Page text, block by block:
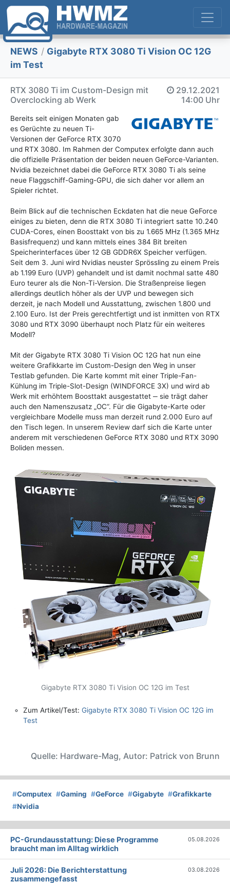
NEWS / Gigabyte RTX 3080 Ti Vision OC 12G
im Test
RTX 3080 Ti im Custom-Design mit
Overclocking ab Werk
29.12.2021
14:00 Uhr
Bereits seit einigen Monaten gab
es Gerüchte zu neuen Ti-
Versionen der GeForce RTX 3070
und RTX 3080. Im Rahmen der Computex erfolgte dann auch
die offizielle Präsentation der beiden neuen GeForce-Varianten.
Nvidia bezeichnet dabei die GeForce RTX 3080 Ti als seine
neue Flaggschiff-Gaming-GPU, die sich daher vor allem an
Spieler richtet.
Beim Blick auf die technischen Eckdaten hat die neue GeForce
einiges zu bieten, denn die RTX 3080 Ti integriert satte 10.240
CUDA-Cores, einen Boosttakt von bis zu 1.665 MHz (1.365 MHz
Basisfrequenz) und kann mittels eines 384 Bit breiten
Speicherinterfaces über 12 GB GDDR6X Speicher verfügen.
Seit dem 3. Juni wird Nvidias neuster Sprössling zu einem Preis
ab 1.199 Euro (UVP) gehandelt und ist damit nochmal satte 480
Euro teurer als die Non-Ti-Version. Die Straßenpreise liegen
allerdings deutlich höher als der UVP und bewegen sich
derzeit, je nach Modell und Ausstattung, zwischen 1.800 und
2.100 Euro. Ist der Preis gerechtfertigt und ist inmitten von RTX
3080 und RTX 3090 überhaupt noch Platz für ein weiteres
Modell?
Mit der Gigabyte RTX 3080 Ti Vision OC 12G hat nun eine
weitere Grafikkarte im Custom-Design den Weg in unser
Testlab gefunden. Die Karte kommt mit einer Triple-Fan-
Kühlung im Triple-Slot-Design (WINDFORCE 3X) und wird ab
Werk mit erhöhtem Boosttakt ausgestattet ‒ sie trägt daher
auch den Namenszusatz „OC“. Für die Gigabyte-Karte oder
vergleichbare Modelle muss man derzeit rund 2.000 Euro auf
den Tisch legen. In unserem Review darf sich die Karte unter
anderem mit verschiedenen GeForce RTX 3080 und RTX 3090
Boliden messen.
Gigabyte RTX 3080 Ti Vision OC 12G im Test
Zum Artikel/Test: Gigabyte RTX 3080 Ti Vision OC 12G im
Test
Quelle: Hardware-Mag, Autor: Patrick von Brunn
#Computex #Gaming #GeForce #Gigabyte #Grafikkarte
#Nvidia
PC-Grundausstattung: Diese Programme
braucht man im Alltag wirklich
05.08.2026
Juli 2026: Die Bericht­erstattung
zusammengefasst
03.08.2026